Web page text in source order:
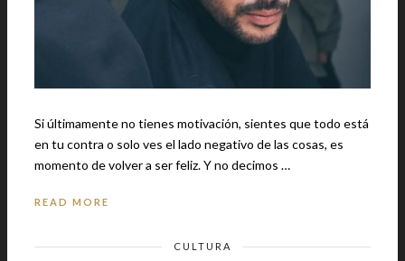
Si últimamente no tienes motivación, sientes que todo está
en tu contra o solo ves el lado negativo de las cosas, es
momento de volver a ser feliz. Y no decimos …
READ MORE
CULTURA